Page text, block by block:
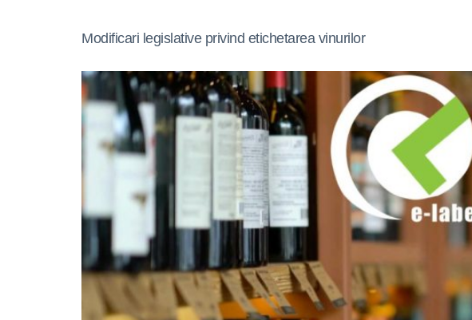
Modificari legislative privind etichetarea vinurilor